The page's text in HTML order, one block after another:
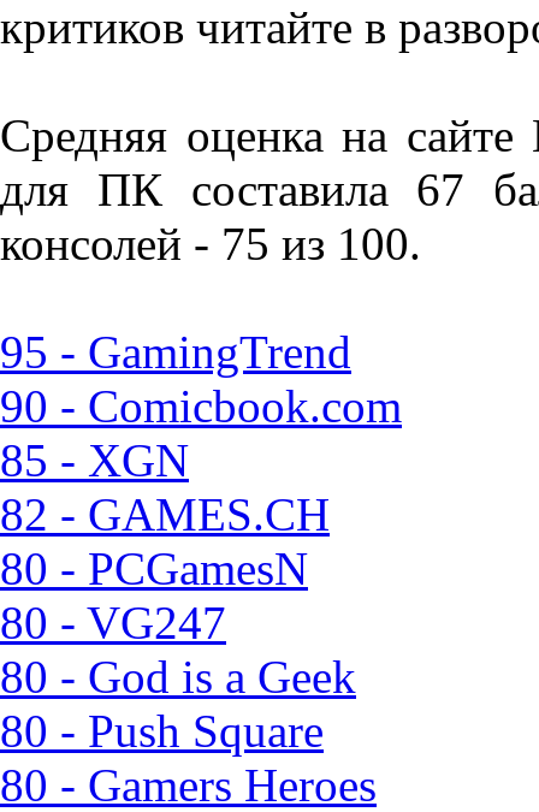
критиков читайте в
Средняя оценка на
для ПК составила 67
консолей - 75 из 100.
95 - GamingTrend
90 - Comicbook.com
85 - XGN
82 - GAMES.CH
80 - PCGamesN
80 - VG247
80 - God is a Geek
80 - Push Square
80 - Gamers Heroes